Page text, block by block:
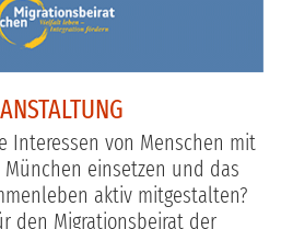
Interessen von Menschen mit
einsetzen und das
aktiv mitgestalten?
den Migrationsbeirat der